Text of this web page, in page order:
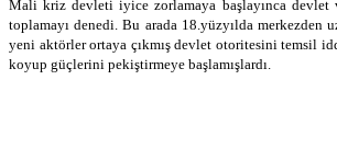
Mali kriz devleti iyice zorlamaya başlayınca
toplamayı denedi. Bu arada 18.yüzyılda merkezden
yeni aktörler ortaya çıkmış devlet otoritesini temsil
koyup güçlerini pekiştirmeye başlamışlardı.